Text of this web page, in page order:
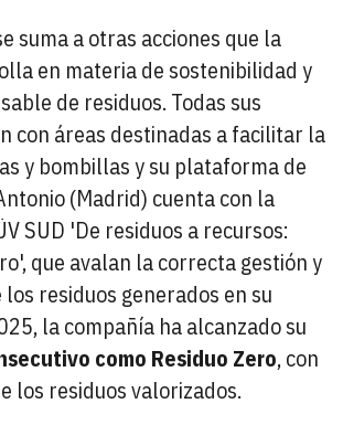
suma a otras acciones que la
en materia de sostenibilidad y
de residuos. Todas sus
con áreas destinadas a facilitar la
y bombillas y su plataforma de
(Madrid) cuenta con la
SUD 'De residuos a recursos:
que avalan la correcta gestión y
residuos generados en su
la compañía ha alcanzado su
como Residuo Zero, con
los residuos valorizados.